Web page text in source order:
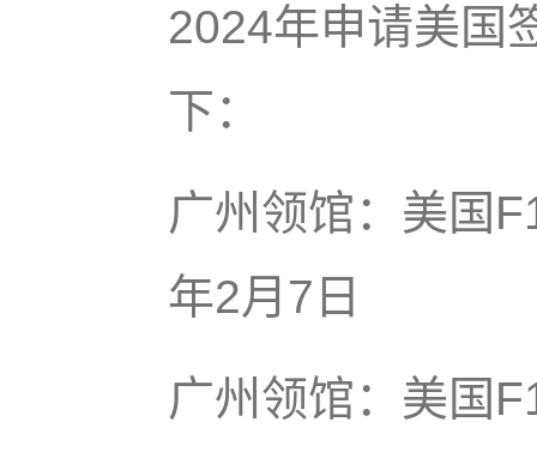
2024年申请美国
下：
广州领馆：美国
年2月7日
广州领馆：美国